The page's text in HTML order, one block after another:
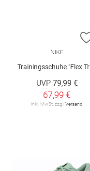
NIKE
Trainingsschuhe "Flex Train W"
UVP 79,99 €
67,99 €
inkl. MwSt. zzgl. Versand